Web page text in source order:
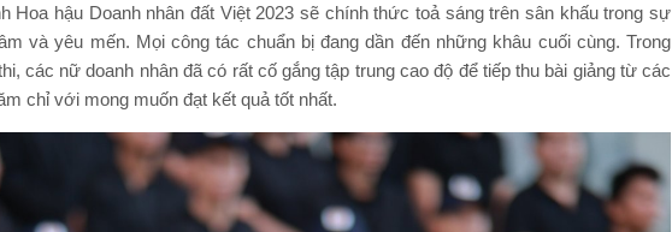
Hoa hậu Doanh nhân đất Việt 2023 sẽ chính thức toả sáng trên sân khấu trong sự
và yêu mến. Mọi công tác chuẩn bị đang dần đến những khâu cuối cùng. Trong
các nữ doanh nhân đã có rất cố gắng tập trung cao độ để tiếp thu bài giảng từ các
chỉ với mong muốn đạt kết quả tốt nhất.